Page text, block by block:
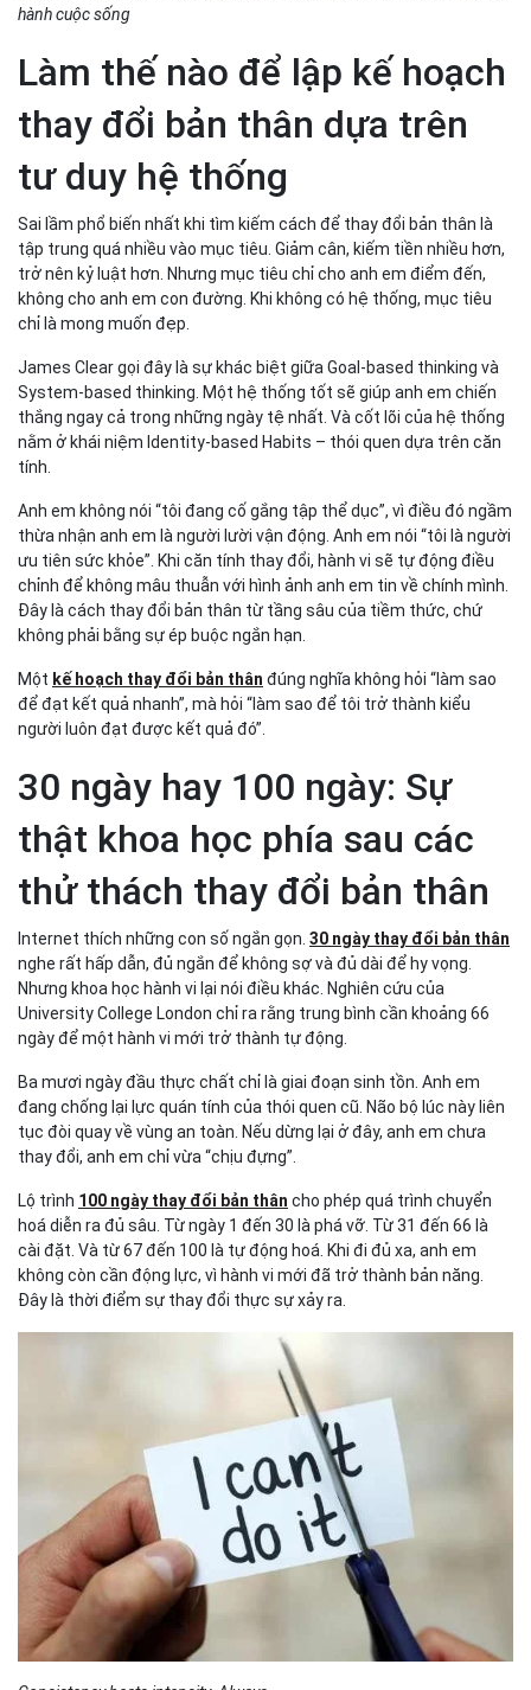
hành cuộc sống
Làm thế nào để lập kế hoạch
thay đổi bản thân dựa trên
tư duy hệ thống
Sai lầm phổ biến nhất khi tìm kiếm cách để thay đổi bản thân là
tập trung quá nhiều vào mục tiêu. Giảm cân, kiếm tiền nhiều hơn,
trở nên kỷ luật hơn. Nhưng mục tiêu chỉ cho anh em điểm đến,
không cho anh em con đường. Khi không có hệ thống, mục tiêu
chỉ là mong muốn đẹp.
James Clear gọi đây là sự khác biệt giữa Goal-based thinking và
System-based thinking. Một hệ thống tốt sẽ giúp anh em chiến
thắng ngay cả trong những ngày tệ nhất. Và cốt lõi của hệ thống
nằm ở khái niệm Identity-based Habits – thói quen dựa trên căn
tính.
Anh em không nói “tôi đang cố gắng tập thể dục”, vì điều đó ngầm
thừa nhận anh em là người lười vận động. Anh em nói “tôi là người
ưu tiên sức khỏe”. Khi căn tính thay đổi, hành vi sẽ tự động điều
chỉnh để không mâu thuẫn với hình ảnh anh em tin về chính mình.
Đây là cách thay đổi bản thân từ tầng sâu của tiềm thức, chứ
không phải bằng sự ép buộc ngắn hạn.
Một kế hoạch thay đổi bản thân đúng nghĩa không hỏi “làm sao
để đạt kết quả nhanh”, mà hỏi “làm sao để tôi trở thành kiểu
người luôn đạt được kết quả đó”.
30 ngày hay 100 ngày: Sự
thật khoa học phía sau các
thử thách thay đổi bản thân
Internet thích những con số ngắn gọn. 30 ngày thay đổi bản thân
nghe rất hấp dẫn, đủ ngắn để không sợ và đủ dài để hy vọng.
Nhưng khoa học hành vi lại nói điều khác. Nghiên cứu của
University College London chỉ ra rằng trung bình cần khoảng 66
ngày để một hành vi mới trở thành tự động.
Ba mươi ngày đầu thực chất chỉ là giai đoạn sinh tồn. Anh em
đang chống lại lực quán tính của thói quen cũ. Não bộ lúc này liên
tục đòi quay về vùng an toàn. Nếu dừng lại ở đây, anh em chưa
thay đổi, anh em chỉ vừa “chịu đựng”.
Lộ trình 100 ngày thay đổi bản thân cho phép quá trình chuyển
hoá diễn ra đủ sâu. Từ ngày 1 đến 30 là phá vỡ. Từ 31 đến 66 là
cài đặt. Và từ 67 đến 100 là tự động hoá. Khi đi đủ xa, anh em
không còn cần động lực, vì hành vi mới đã trở thành bản năng.
Đây là thời điểm sự thay đổi thực sự xảy ra.